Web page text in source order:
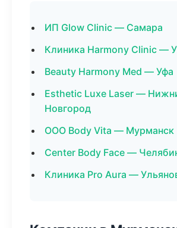
ИП Glow Clinic — Самара
Клиника Harmony Clinic —
Beauty Harmony Med — Уфа
Esthetic Luxe Laser —
Новгород
ООО Body Vita — Мурманск
Center Body Face —
Клиника Pro Aura —